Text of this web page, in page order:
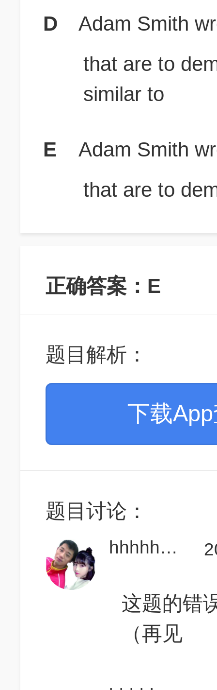
D
Adam Smith
that are to
similar to
E
Adam Smith
that are to
正确答案：E
题目解析：
下载
题目讨论：
hhhhhhsb
这题的错
（再见